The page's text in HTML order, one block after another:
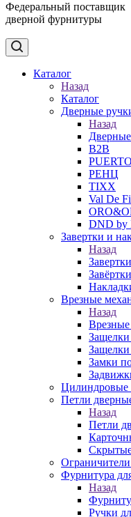
Федеральный поставщик
дверной фурнитуры
Каталог
Назад
Каталог
Дверные
Назад
B2B
PUERTO
РЕНЦ
TIXX
Val De
DND by
Завертки и
Назад
Завёртки
Врезные
Назад
Защелки
Замки
Цилиндровые
Петли
Назад
Петли
Фурнитура
Назад
Ручки